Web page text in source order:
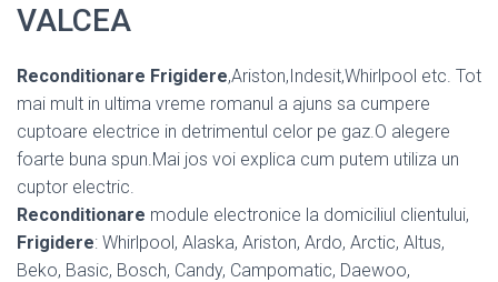
VALCEA
Reconditionare Frigidere,Ariston,Indesit,Whirlpool etc. Tot
mai mult in ultima vreme romanul a ajuns sa cumpere
cuptoare electrice in detrimentul celor pe gaz.O alegere
foarte buna spun.Mai jos voi explica cum putem utiliza un
cuptor electric.
Reconditionare module electronice la domiciliul clientului,
Frigidere: Whirlpool, Alaska, Ariston, Ardo, Arctic, Altus,
Beko, Basic, Bosch, Candy, Campomatic, Daewoo,